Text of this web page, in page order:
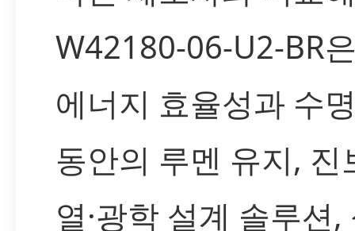
W42180-06-U2-BR
에너지 효율성과 수
동안의 루멘 유지, 진
열·광학 설계 솔루션,